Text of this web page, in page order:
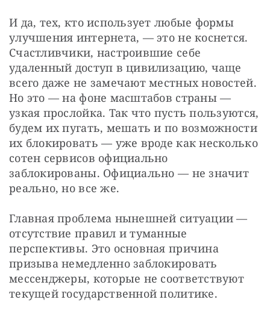
И да, тех, кто использует любые формы
улучшения интернета, — это не коснется.
Счастливчики, настроившие себе
удаленный доступ в цивилизацию, чаще
всего даже не замечают местных новостей.
Но это — на фоне масштабов страны —
узкая прослойка. Так что пусть пользуются,
будем их пугать, мешать и по возможности
их блокировать — уже вроде как несколько
сотен сервисов официально
заблокированы. Официально — не значит
реально, но все же.
Главная проблема нынешней ситуации —
отсутствие правил и туманные
перспективы. Это основная причина
призыва немедленно заблокировать
мессенджеры, которые не соответствуют
текущей государственной политике.